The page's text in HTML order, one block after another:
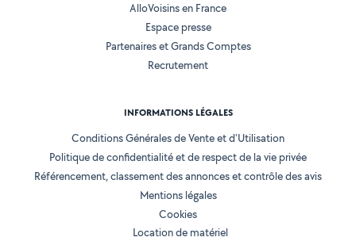
AlloVoisins en France
Espace presse
Partenaires et Grands Comptes
Recrutement
INFORMATIONS LÉGALES
Conditions Générales de Vente et d'Utilisation
Politique de confidentialité et de respect de la vie privée
Référencement, classement des annonces et contrôle des avis
Mentions légales
Cookies
Location de matériel